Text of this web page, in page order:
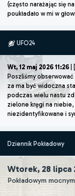
(często narażając się
poukładało w mi w
UFO24
Wt, 12 maj 2026 11:26
Poszliśmy
za ma być widoczna
podczas wielu nastu
zielone kręgi na
niezidentyfikowane i
Dziennik Pokładowy
Wtorek, 28 lipca
Pokładowym